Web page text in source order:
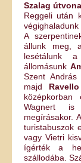
Szalag
Reggeli után
A
állunk meg,
lesétálunk
állomásunk
Szent
majd Ravello
Wagnert is
megírásakor.
turistabuszok
vagy Vietri
ígérték a
szállodába.